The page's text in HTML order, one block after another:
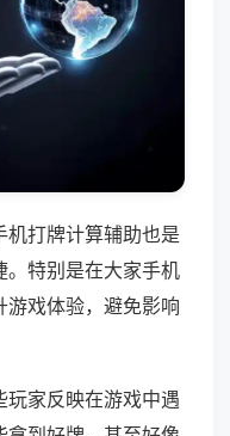
机打牌计算辅助也是
。特别是在大家手机
戏体验，避免影响
家反映在游戏中遇